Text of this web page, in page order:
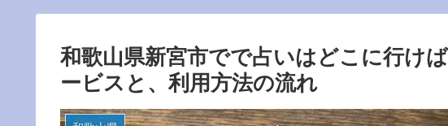
和歌山県新宮市でで占いはどこに行け
ービスと、利用方法の流れ